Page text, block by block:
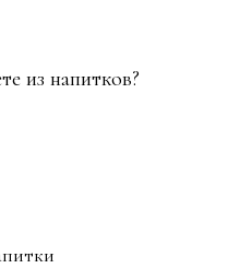
из напитков?